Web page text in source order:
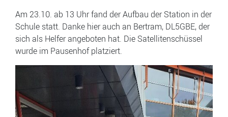
Am 23.10. ab 13 Uhr fand der Aufbau der Station in der
Schule statt. Danke hier auch an Bertram, DL5GBE, der
sich als Helfer angeboten hat. Die Satellitenschüssel
wurde im Pausenhof platziert.